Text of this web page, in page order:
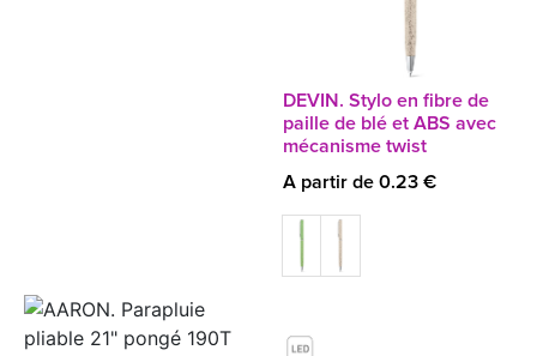
DEVIN. Stylo en fibre de
paille de blé et ABS avec
mécanisme twist
A partir de 0.23 €